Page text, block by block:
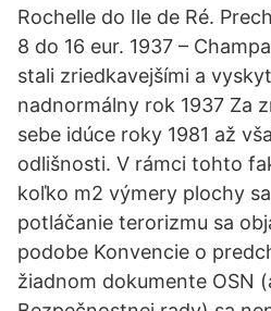
Rochelle do Ile de Ré.
8 do 16 eur. 1937 –
stali zriedkavejšími a
nadnormálny rok 1937 Za
sebe idúce roky 1981 až
odlišnosti. V rámci tohto
koľko m2 výmery plochy
potláčanie terorizmu sa
podobe Konvencie o
žiadnom dokumente OSN